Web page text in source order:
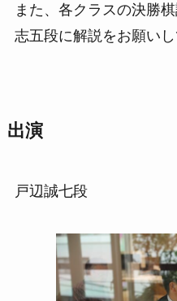
また、各クラスの決勝
志五段に解説をお願いし
出演
戸辺誠七段